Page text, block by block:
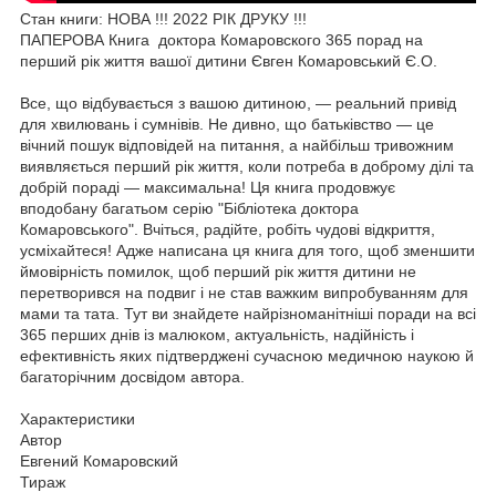
Стан книги: НОВА !!! 2022 РІК ДРУКУ !!!
ПАПЕРОВА Книга доктора Комаровского 365 порад на
перший рік життя вашої дитини Євген Комаровський Є.О.
Все, що відбувається з вашою дитиною, — реальний привід
для хвилювань і сумнівів. Не дивно, що батьківство — це
вічний пошук відповідей на питання, а найбільш тривожним
виявляється перший рік життя, коли потреба в доброму ділі та
добрій пораді — максимальна! Ця книга продовжує
вподобану багатьом серію "Бібліотека доктора
Комаровського". Вчіться, радійте, робіть чудові відкриття,
усміхайтеся! Адже написана ця книга для того, щоб зменшити
ймовірність помилок, щоб перший рік життя дитини не
перетворився на подвиг і не став важким випробуванням для
мами та тата. Тут ви знайдете найрізноманітніші поради на всі
365 перших днів із малюком, актуальність, надійність і
ефективність яких підтверджені сучасною медичною наукою й
багаторічним досвідом автора.
Характеристики
Автор
Евгений Комаровский
Тираж